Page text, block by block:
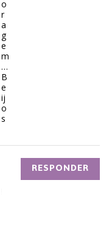
o
r
a
g
e
m
…
B
e
ij
o
s
RESPONDER